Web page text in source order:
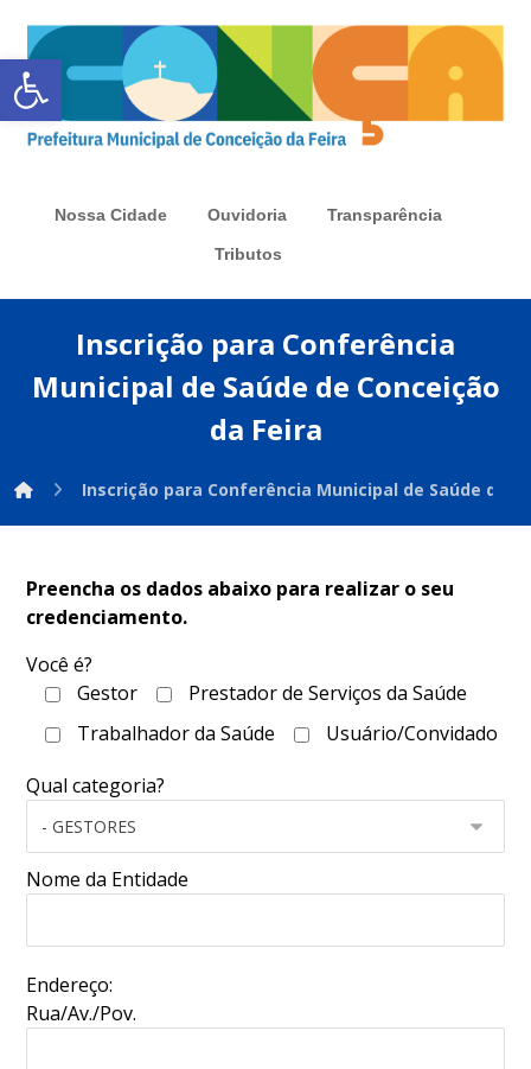
Abrir a barra de ferramentas
Nossa Cidade Ouvidoria Transparência
Tributos
Inscrição para Conferência
Municipal de Saúde de Conceição
da Feira
Inscrição para Conferência Municipal de Saúde de
Preencha os dados abaixo para realizar o seu
credenciamento.
Você é?
Gestor
Prestador de Serviços da Saúde
Trabalhador da Saúde
Usuário/Convidado
Qual categoria?
Nome da Entidade
Endereço:
Rua/Av./Pov.